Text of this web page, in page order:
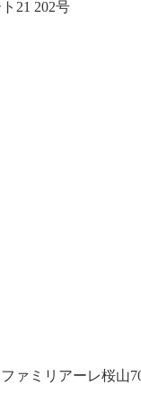
21 202号
ァミリアーレ桜山